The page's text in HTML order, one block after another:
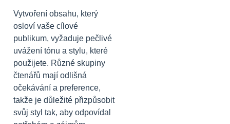
Vytvoření obsahu, který
osloví vaše cílové
publikum, vyžaduje pečlivé
uvážení tónu a stylu, které
použijete. Různé skupiny
čtenářů mají odlišná
očekávání a preference,
takže je důležité přizpůsobit
svůj styl tak, aby odpovídal